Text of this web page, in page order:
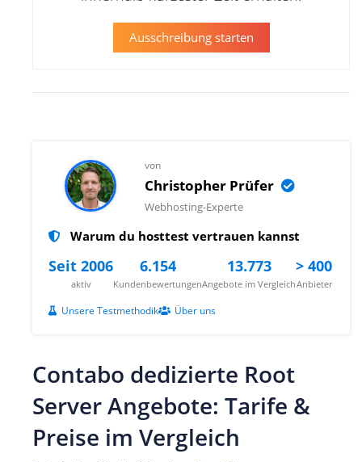
Ausschreibung starten
von
Christopher Prüfer
Webhosting-Experte
Warum du hosttest vertrauen kannst
Seit 2006
aktiv
6.154
Kundenbewertungen
13.773
Angebote im Vergleich
> 400
Anbieter
Unsere Testmethodik Über uns
Contabo dedizierte Root
Server Angebote: Tarife &
Preise im Vergleich